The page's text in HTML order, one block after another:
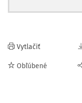
Vytlačiť
Obľúbené